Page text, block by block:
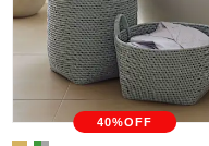
40%OFF